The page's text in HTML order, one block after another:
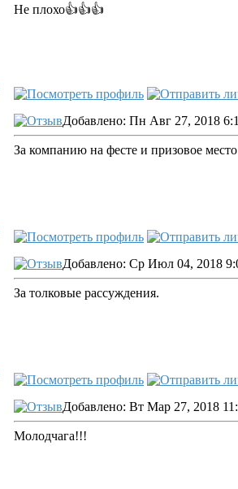
Не плохо👍👍👍
Добавлено: Пн Авг 27, 2018
За компанию на фесте и призовое
Добавлено: Ср Июл 04, 2018
За толковые рассуждения.
Добавлено: Вт Мар 27, 2018
Молодчага!!!